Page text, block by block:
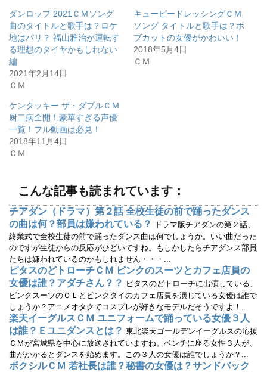
T
w
i
t
t
e
共
有
し
い
ウ
ィ
ン
ド
ウ
o
o
で
共
有
す
は
ク
ク
し
て
く
だ
さ
い
ィ
ン
ウ
で
開
き
ま
す
)
ダンロップ 2021ＣＭソング
曲のタイトルと歌手は？ロケ
地はパリ？ 福山雅治が運転す
る理想のタイヤかもしれない
編
2021年2月14日
ＣＭ
キューピードレッシングＣＭ
ソング タイトルと歌手は？ボ
ブカットの女優がかわいい！
2018年5月4日
ＣＭ
ケンタッキー ザ・ダブルＣＭ
厨二病全開！豪華すぎる声優
一覧！フル動画は必見！
2018年11月4日
ＣＭ
こんな記事も読まれています：
チアダン（ドラマ）第２話 全校生徒の前で踊ったダンス
の曲は何？部員は嫌われている？
ドラマ版チアダンの第２話、
終業式で全校生徒の前で踊ったダンス曲は何でしょうか。いい曲だった
のですが生徒からの反応がひどいですね。もしかしたらチアダンス部員
たちは嫌われているのかもしれません・・・...
ピタスのどトローチＣＭ ピンクのスーツとカフェ店員の
女優は誰？アダチさん？？ ピタスのどトローチに出演している、
ピンクスーツのＯＬとピンクタイのカフェ店員を演じている女優は誰で
しょうか？アニメオタクでコスプレが好きなモデルだそうですよ！...
楽天イーグルスＣＭ ユニフォームで踊っている女優３人
は誰？Ｅユニダンスとは？ 東北楽天ゴールデンイーグルスの応援
ＣＭが宮城県を中心に放送されていますね。ベンチに座る女性３人が、
曲がかかるとダンスを始めます。この３人の女優は誰でしょうか？...
ボクシルＣＭ 若社長は誰？秘書の女優は？サンドバック